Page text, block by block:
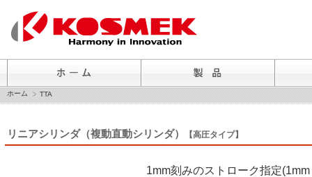
ホーム TTA
リニアシリンダ（複動直動シリンダ） 【高圧タイプ】
1mm刻みのストローク指定